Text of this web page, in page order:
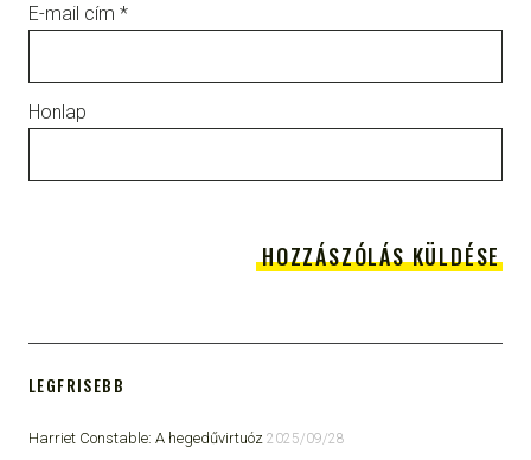
E-mail cím *
Honlap
LEGFRISEBB
Harriet Constable: A hegedűvirtuóz 2025/09/28